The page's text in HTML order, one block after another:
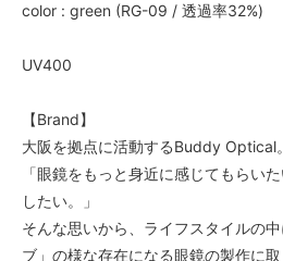
color : green (RG-09 / 透過率32%)
UV400
【Brand】
大阪を拠点に活動するBuddy Optical。
「眼鏡をもっと身近に感じてもらい
したい。」
そんな思いから、ライフスタイルの
ブ」の様な存在になる眼鏡の製作に取